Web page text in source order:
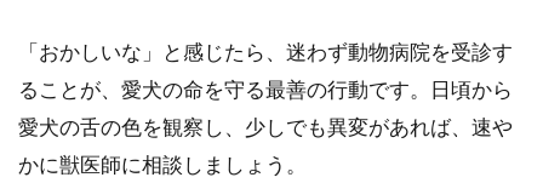
「おかしいな」と感じたら、迷わず動物病院を受診す
ることが、愛犬の命を守る最善の行動です。日頃から
愛犬の舌の色を観察し、少しでも異変があれば、速や
かに獣医師に相談しましょう。